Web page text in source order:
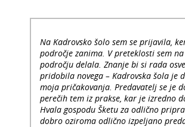
Na Kadrovsko šolo sem se prijavila,
področje zanima. V preteklosti sem
področju delala. Znanje bi si rada
pridobila novega – Kadrovska šola je
moja pričakovanja. Predavatelj se je
perečih tem iz prakse, kar je izredno
Hvala gospodu Šketu za odlično
dobro oziroma odlično izpeljano